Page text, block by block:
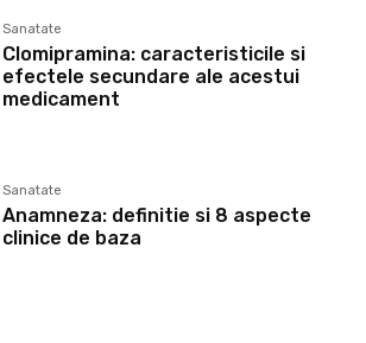
Sanatate
Clomipramina: caracteristicile si
efectele secundare ale acestui
medicament
Sanatate
Anamneza: definitie si 8 aspecte
clinice de baza